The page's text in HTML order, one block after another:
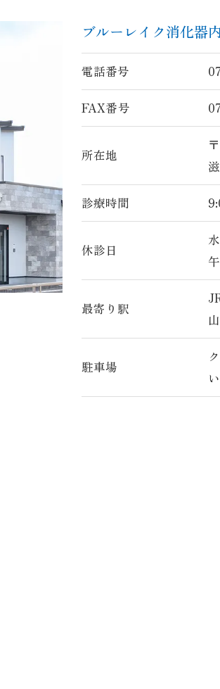
ブルーレイク消化器
電話番号
FAX番号
所在地
診療時間
休診日
最寄り駅
駐車場